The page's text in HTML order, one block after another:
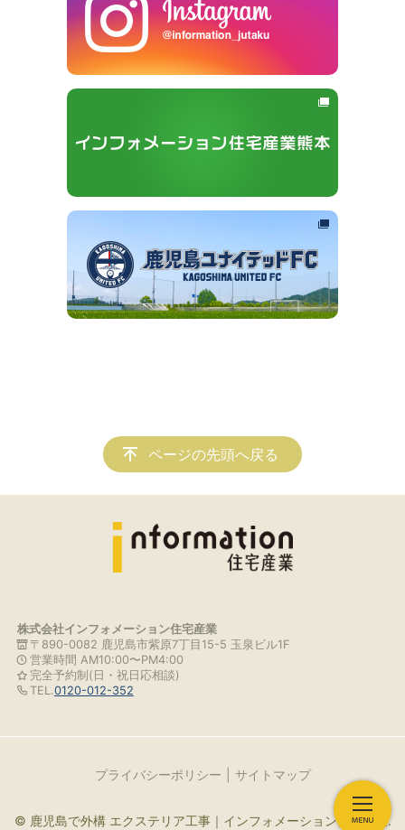
ページの先頭へ戻る
株式会社インフォメーション住宅産業
〒890-0082 鹿児島市紫原7丁目15-5 玉泉ビル1F
営業時間 AM10:00〜PM4:00
完全予約制(日・祝日応相談)
TEL.0120-012-352
プライバシーポリシー サイトマップ
© 鹿児島で外構 エクステリア工事｜インフォメーション住宅産業.